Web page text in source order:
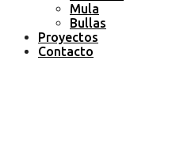
Mula
Bullas
Proyectos
Contacto